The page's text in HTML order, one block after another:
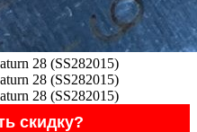
скидку?